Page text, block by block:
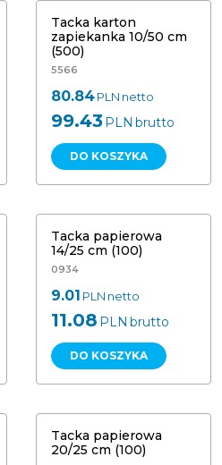
Tacka karton
zapiekanka 10/50 cm
(500)
5566
80.84PLN netto
99.43PLN brutto
DO KOSZYKA
Tacka papierowa 14 x 25 cm 100 szt
Tacka papierowa
14/25 cm (100)
0934
9.01 PLN netto
11.08 PLN brutto
DO KOSZYKA
Tacka papierowa 20 x 25 cm 100 szt
Tacka papierowa
20/25 cm (100)